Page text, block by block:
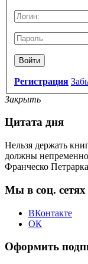
Войти
Регистрация
Закрыть
Цитата дня
Нельзя держать
должны непременно
Франческо Петрарка
Мы в соц. сетях
ВКонтакте
ОК
Оформить